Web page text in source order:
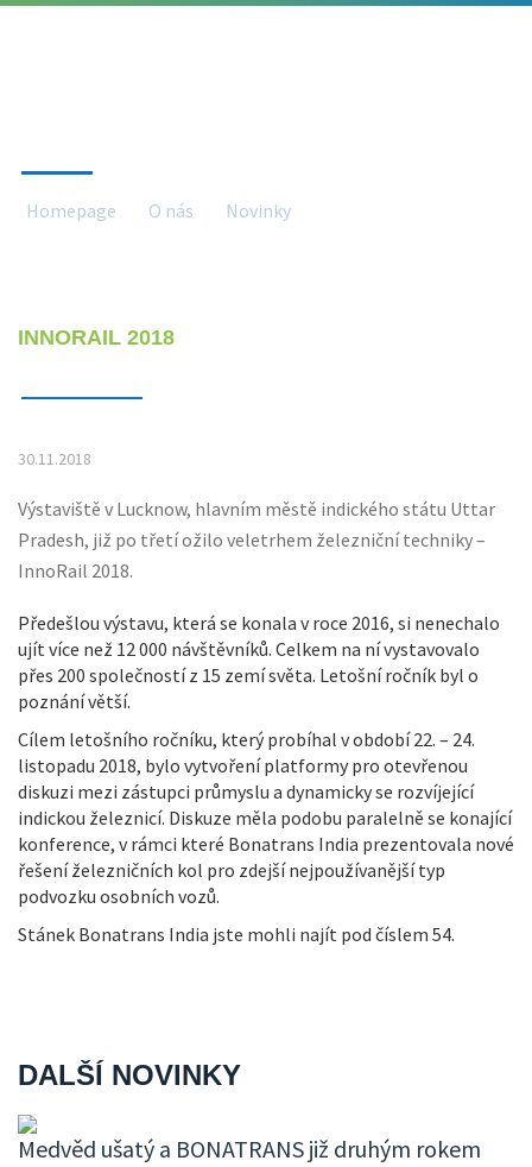
Homepage O nás Novinky
INNORAIL 2018
30.11.2018
Výstaviště v Lucknow, hlavním městě indického státu Uttar
Pradesh, již po třetí ožilo veletrhem železniční techniky –
InnoRail 2018.
Předešlou výstavu, která se konala v roce 2016, si nenechalo
ujít více než 12 000 návštěvníků. Celkem na ní vystavovalo
přes 200 společností z 15 zemí světa. Letošní ročník byl o
poznání větší.
Cílem letošního ročníku, který probíhal v období 22. – 24.
listopadu 2018, bylo vytvoření platformy pro otevřenou
diskuzi mezi zástupci průmyslu a dynamicky se rozvíjející
indickou železnicí. Diskuze měla podobu paralelně se konající
konference, v rámci které Bonatrans India prezentovala nové
řešení železničních kol pro zdejší nejpoužívanější typ
podvozku osobních vozů.
Stánek Bonatrans India jste mohli najít pod číslem 54.
DALŠÍ NOVINKY
Medvěd ušatý a BONATRANS již druhým rokem